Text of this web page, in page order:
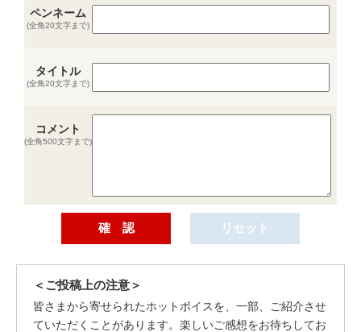
ペンネーム
(全角20文字まで)
タイトル
(全角20文字まで)
コメント
(全角500文字まで)
＜ご投稿上の注意＞
皆さまから寄せられたホットボイスを、一部、ご紹介させ
ていただくことがあります。楽しいご感想をお待ちしてお